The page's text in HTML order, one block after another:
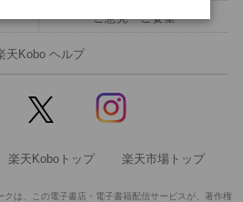
ご意見・ご要望
天Kobo ヘルプ
楽天Koboトップ 楽天市場トップ
クは、この電子書店・電子書籍配信サービスが、著作権